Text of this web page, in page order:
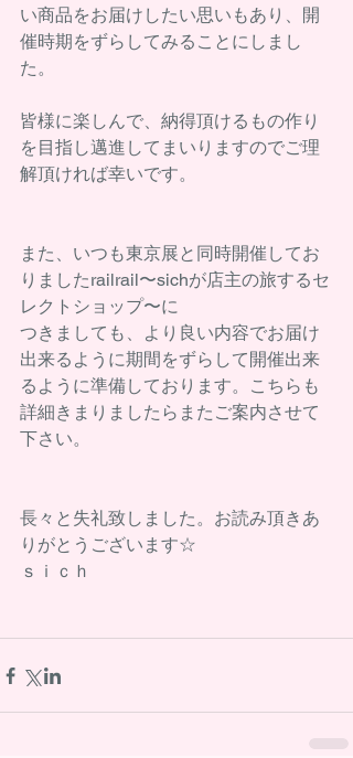
い商品をお届けしたい思いもあり、開
催時期をずらしてみることにしまし
た。
皆様に楽しんで、納得頂けるもの作り
を目指し邁進してまいりますのでご理
解頂ければ幸いです。
また、いつも東京展と同時開催してお
りましたrailrail〜sichが店主の旅するセ
レクトショップ〜に
つきましても、より良い内容でお届け
出来るように期間をずらして開催出来
るように準備しております。こちらも
詳細きまりましたらまたご案内させて
下さい。
長々と失礼致しました。お読み頂きあ
りがとうございます☆
ｓｉｃｈ